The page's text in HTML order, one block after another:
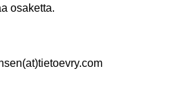
osaketta.